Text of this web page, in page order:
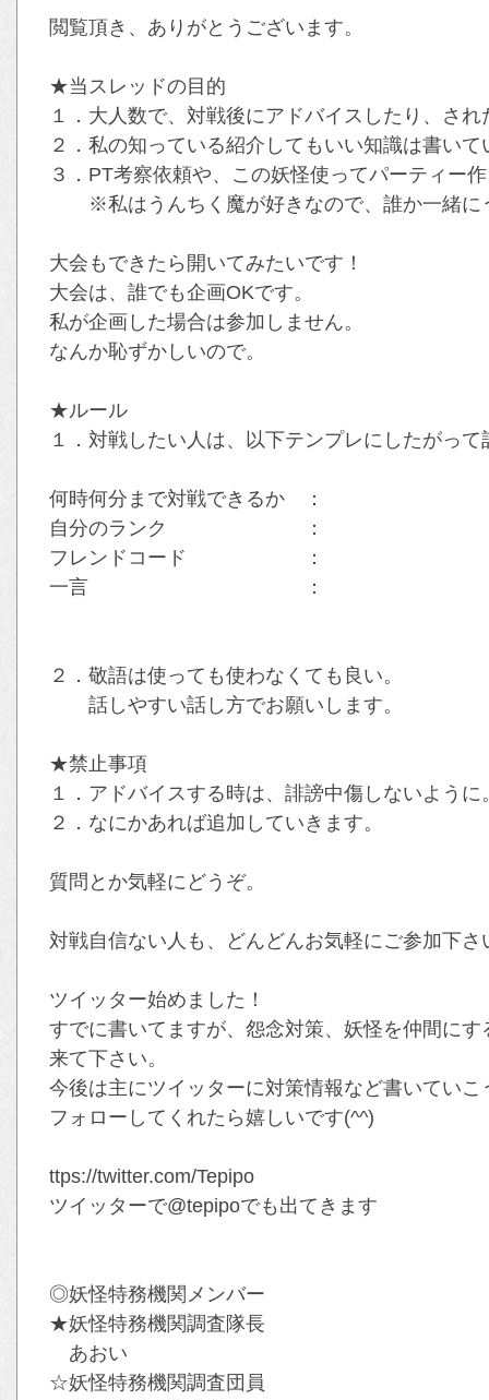
閲覧頂き、ありがとうございます。
★当スレッドの目的
１．大人数で、対戦後にアドバイスしたり、さ
２．私の知っている紹介してもいい知識は書い
３．PT考察依頼や、この妖怪使ってパーティー
※私はうんちく魔が好きなので、誰か一緒に
大会もできたら開いてみたいです！
大会は、誰でも企画OKです。
私が企画した場合は参加しません。
なんか恥ずかしいので。
★ルール
１．対戦したい人は、以下テンプレにしたがっ
何時何分まで対戦できるか ：
自分のランク ：
フレンドコード ：
一言 ：
２．敬語は使っても使わなくても良い。
話しやすい話し方でお願いします。
★禁止事項
１．アドバイスする時は、誹謗中傷しないように
２．なにかあれば追加していきます。
質問とか気軽にどうぞ。
対戦自信ない人も、どんどんお気軽にご参加下さ
ツイッター始めました！
すでに書いてますが、怨念対策、妖怪を仲間に
来て下さい。
今後は主にツイッターに対策情報など書いてい
フォローしてくれたら嬉しいです(^^)
ttps://twitter.com/Tepipo
ツイッターで@tepipoでも出てきます
◎妖怪特務機関メンバー
★妖怪特務機関調査隊長
あおい
☆妖怪特務機関調査団員